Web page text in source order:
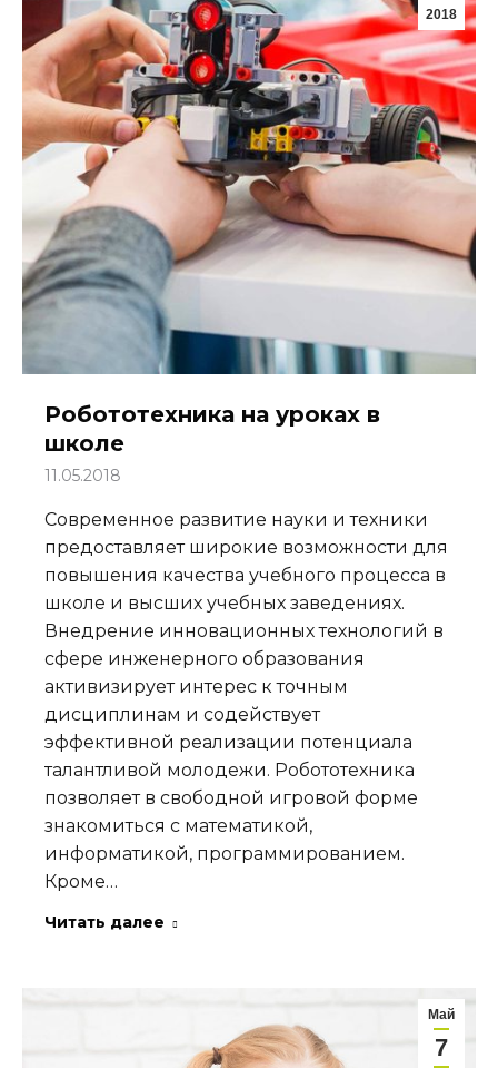
2018
Робототехника на уроках в
школе
11.05.2018
Современное развитие науки и техники
предоставляет широкие возможности для
повышения качества учебного процесса в
школе и высших учебных заведениях.
Внедрение инновационных технологий в
сфере инженерного образования
активизирует интерес к точным
дисциплинам и содействует
эффективной реализации потенциала
талантливой молодежи. Робототехника
позволяет в свободной игровой форме
знакомиться с математикой,
информатикой, программированием.
Кроме…
Читать далее
Май
7